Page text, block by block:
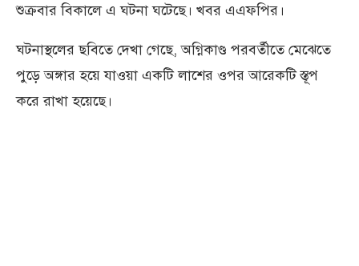
শুক্রবার বিকালে এ ঘটনা ঘটেছে। খবর এএফপির।
ঘটনাস্থলের ছবিতে দেখা গেছে, অগ্নিকাণ্ড পরবর্তীতে মেঝেতে
পুড়ে অঙ্গার হয়ে যাওয়া একটি লাশের ওপর আরেকটি স্তূপ
করে রাখা হয়েছে।